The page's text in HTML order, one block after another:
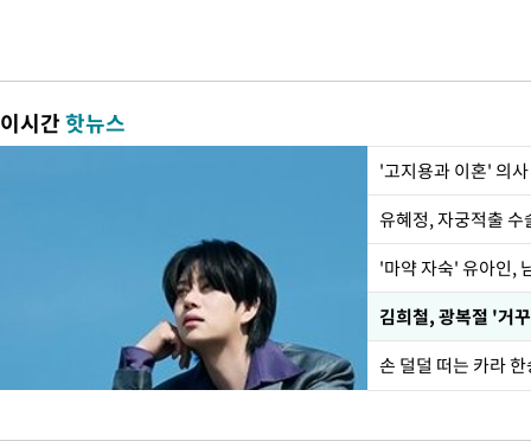
이시간핫뉴스
'고지용과 이혼' 의
유혜정, 자궁적출
'마약 자숙' 유아인,
손 덜덜 떠는 카라